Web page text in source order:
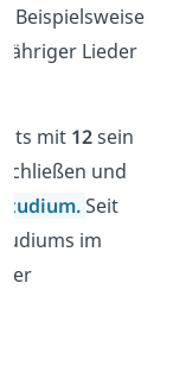
. Beispielsweise
Jähriger Lieder
mit 12sein
und
Studium.Seit
im
er